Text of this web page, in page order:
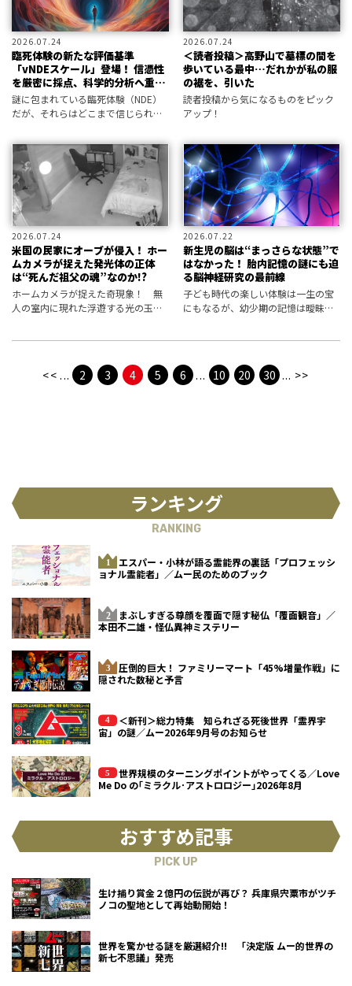
2026.07.24
臨死体験の新たな評価基準
「vNDEスケール」登場！ 信憑性
を厳密に採点、科学的分析へ重要
な一歩
謎に包まれている臨死体験（NDE）
だが、それらはどこまで信じられる
験談の評価尺度が提示されている。
2026.07.24
＜読者投稿＞高野山で墓標の間を
歩いている最中…だれかが私の服
の裾を、引いた
読者投稿から気になるものをピック
アップ！
2026.07.24
米国の民家にオーブが侵入！ ホー
ムカメラが捉えた発光体の正体
は“死んだ祖父の魂”なのか!?
ホームカメラが捉えた奇現象！ 無
人の室内に現れた浮遊する光の玉
2026.07.22
新生児の脳は“まっさらな状態”で
はなかった！ 胎内記憶の謎にも迫
る脳神経研究の最前線
子ども時代の楽しい体験は一生の宝
にもなるが、幼少期の記憶は曖昧で
よると実態はまったく異なるとい
う。
<< ... 2 3 4 5 6 ... 10 20 30 ... >>
ランキング
RANKING
エスパー・小林が語る霊能界の裏話「プロフェッシ
ョナル霊能者」／ムー民のためのブック
まぶしすぎる尊顔を覆面で隠す秘仏「覆面観音」／
本田不二雄・怪仏異神ミステリー
圧倒的巨大！ ファミリーマート「45%増量作戦」に
隠された数秘と予言
＜新刊＞総力特集 知られざる死後世界「霊界宇
宙」の謎／ムー2026年9月号のお知らせ
世界規模のターニングポイントがやってくる／Love
Me Do の｢ミラクル･アストロロジー｣2026年8月
おすすめ記事
PICK UP
生け捕り賞金２億円の伝説が再び？ 兵庫県宍粟市がツチ
ノコの聖地として再始動開始！
世界を驚かせる謎を厳選紹介!! 「決定版 ムー的世界の
新七不思議」発売